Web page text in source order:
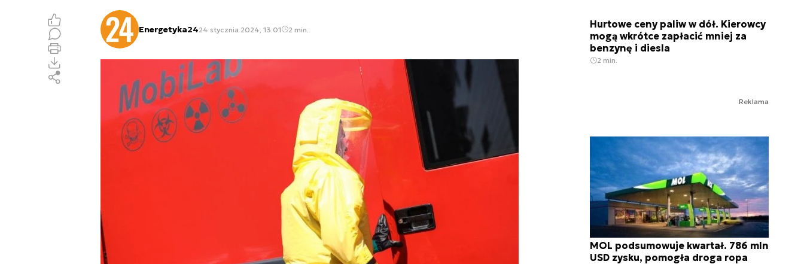
Energetyka2424 stycznia 2024, 13:01 2 min.
Hurtowe ceny paliw w dół. Kierowcy
mogą wkrótce zapłacić mniej za
benzynę i diesla
2 min.
Reklama
MOL podsumowuje kwartał. 786 mln
USD zysku, pomogła droga ropa